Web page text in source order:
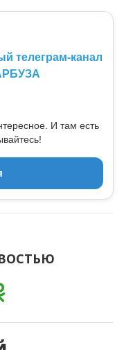
телеграм-канал
И там есть